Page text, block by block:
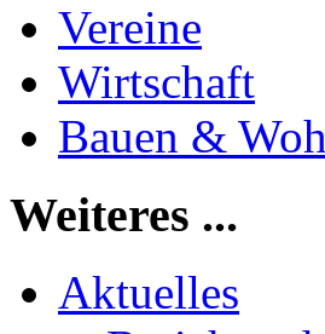
Vereine
Wirtschaft
Bauen &
Weiteres ...
Aktuelles